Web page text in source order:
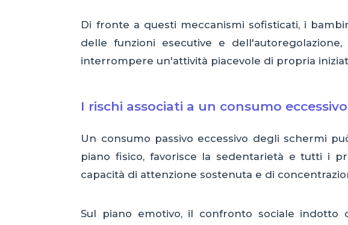
Di fronte a questi meccanismi sofisticati, i
delle funzioni esecutive e
interrompere un'attività piacevole di propria
I rischi associati a un consumo eccessivo
Un consumo passivo eccessivo degli schermi
piano fisico, favorisce la sedentarietà e tutti i
capacità di attenzione sostenuta e di
Sul piano emotivo, il confronto sociale indotto